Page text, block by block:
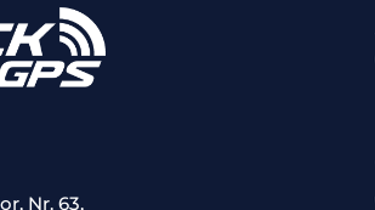
Nr. 63,